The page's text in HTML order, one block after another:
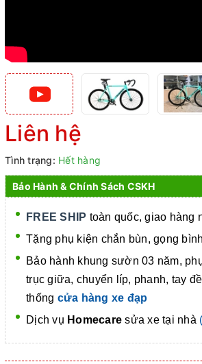
Liên hệ
Tình trạng: Hết hàng
Bảo Hành & Chính Sách CSKH
FREE SHIP toàn quốc, giao hàng
Tặng phụ kiện chắn bùn, gọng
Bảo hành khung sườn 03 năm,
trục giữa, chuyển líp, phanh, tay
thống cửa hàng xe đạp
Dịch vụ Homecare sửa xe tại nhà